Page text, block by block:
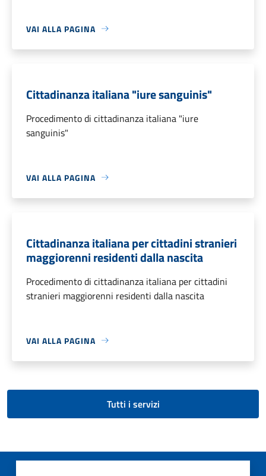
VAI ALLA PAGINA
Cittadinanza italiana "iure sanguinis"
Procedimento di cittadinanza italiana "iure
sanguinis"
VAI ALLA PAGINA
Cittadinanza italiana per cittadini stranieri
maggiorenni residenti dalla nascita
Procedimento di cittadinanza italiana per cittadini
stranieri maggiorenni residenti dalla nascita
VAI ALLA PAGINA
Tutti i servizi